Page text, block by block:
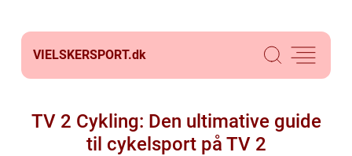
VIELSKERSPORT.dk
TV 2 Cykling: Den ultimative guide
til cykelsport på TV 2